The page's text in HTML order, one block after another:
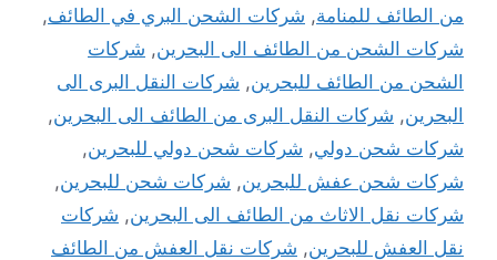
من الطائف للمنامة, شركات الشحن البري في الطائف,
شركات الشحن من الطائف الى البحرين, شركات
الشحن من الطائف للبحرين, شركات النقل البرى الى
البحرين, شركات النقل البرى من الطائف الى البحرين,
شركات شحن دولي, شركات شحن دولي للبحرين,
شركات شحن عفش للبحرين, شركات شحن للبحرين,
شركات نقل الاثاث من الطائف الى البحرين, شركات
نقل العفش للبحرين, شركات نقل العفش من الطائف